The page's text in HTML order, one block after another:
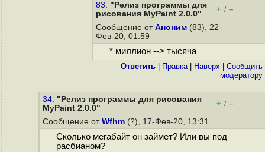
83. "Релиз программы для
рисования MyPaint 2.0.0"
+ / –
Сообщение от Аноним (83), 22-
Фев-20, 01:59
* миллион --> тысяча
Ответить Правка| Наверх
Cообщить
модератору
34. "Релиз программы для рисования
MyPaint 2.0.0"
+ / –
Сообщение от Wfhm (?), 17-Фев-20, 13:31
Сколько мегабайт он займет? Или вы под
расбианом?